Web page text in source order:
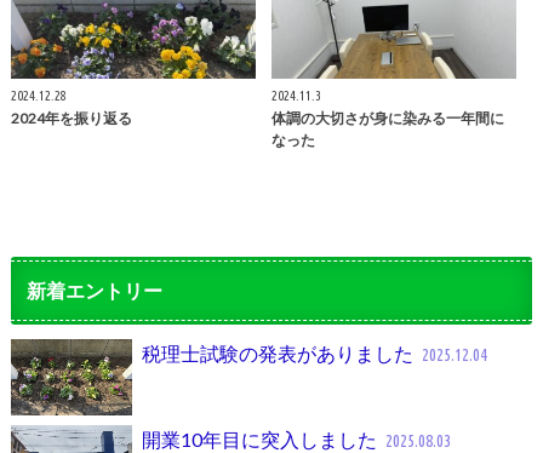
2024.12.28
2024年を振り返る
2024.11.3
体調の大切さが身に染みる一年間に
なった
新着エントリー
税理士試験の発表がありました 2025.12.04
開業10年目に突入しました 2025.08.03